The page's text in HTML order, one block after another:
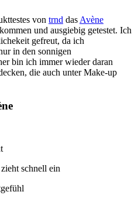
von trnd das Avène
und ausgiebig getestet. Ich
gefreut, da ich
in den sonnigen
bin ich immer wieder daran
die auch unter Make-up
schnell ein